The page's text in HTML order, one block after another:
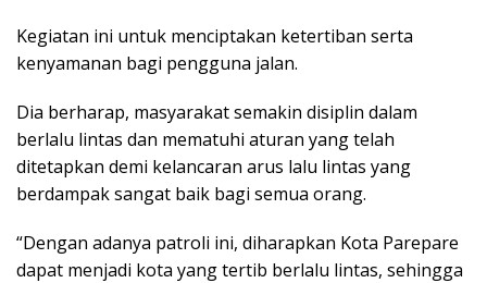
Kegiatan ini untuk menciptakan ketertiban serta
kenyamanan bagi pengguna jalan.
Dia berharap, masyarakat semakin disiplin dalam
berlalu lintas dan mematuhi aturan yang telah
ditetapkan demi kelancaran arus lalu lintas yang
berdampak sangat baik bagi semua orang.
“Dengan adanya patroli ini, diharapkan Kota Parepare
dapat menjadi kota yang tertib berlalu lintas, sehingga